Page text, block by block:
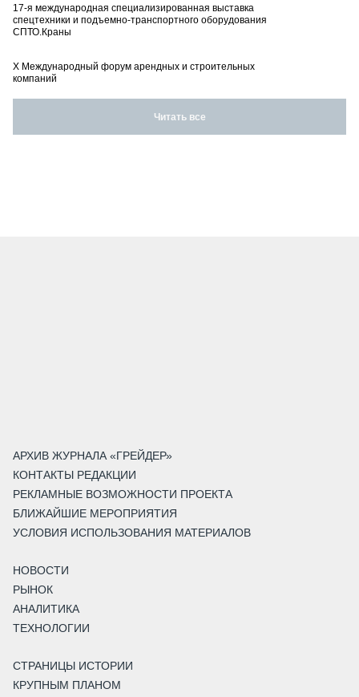
17-я международная специализированная выставка
спецтехники и подъемно-транспортного оборудования
СПТО.Краны
X Международный форум арендных и строительных
компаний
Читать все
АРХИВ ЖУРНАЛА «ГРЕЙДЕР»
КОНТАКТЫ РЕДАКЦИИ
РЕКЛАМНЫЕ ВОЗМОЖНОСТИ ПРОЕКТА
БЛИЖАЙШИЕ МЕРОПРИЯТИЯ
УСЛОВИЯ ИСПОЛЬЗОВАНИЯ МАТЕРИАЛОВ
НОВОСТИ
РЫНОК
АНАЛИТИКА
ТЕХНОЛОГИИ
СТРАНИЦЫ ИСТОРИИ
КРУПНЫМ ПЛАНОМ